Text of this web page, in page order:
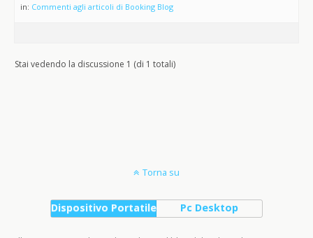
in: Commenti agli articoli di Booking Blog
Stai vedendo la discussione 1 (di 1 totali)
Torna su
Dispositivo Portatile Pc Desktop